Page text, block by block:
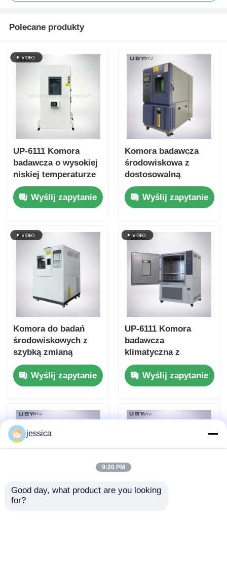
Polecane produkty
UP-6111 Komora
badawcza o wysokiej
niskiej temperaturze
z zakresem
-70~180oC 20%~98%
wilgotności i
sterowaniem ekranem
dotykowym
Wyślij zapytanie
Komora badawcza
środowiskowa z
dostosowalną
temperaturą
przechowywania na
zimno
ze szkła hartowanego
nierdzewnej SUS #
Wyślij zapytanie
Komora do badań
środowiskowych z
szybką zmianą
temperatury i wysoką
wilgotnością UP-6111
z generatorem pary
Wyślij zapytanie
UP-6111 Komora
badawcza
klimatyczna z
szybkimi zmianami
temperatury i
programowalnym
Wyślij zapytanie
jessica
9:20 PM
Good day, what product are you looking
for?